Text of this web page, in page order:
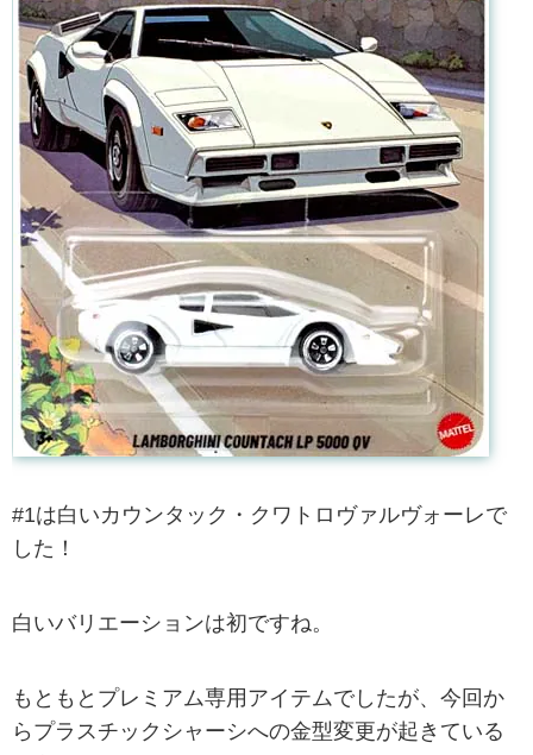
#1は白いカウンタック・クワトロヴァルヴォーレで
した！
白いバリエーションは初ですね。
もともとプレミアム専用アイテムでしたが、今回か
らプラスチックシャーシへの金型変更が起きている